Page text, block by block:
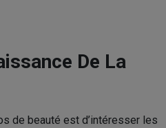
De La
de beauté est d’intéresser les